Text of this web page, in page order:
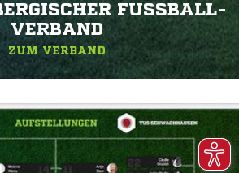
FUSSBALL-V
ERBAND
ZUM VERBAND